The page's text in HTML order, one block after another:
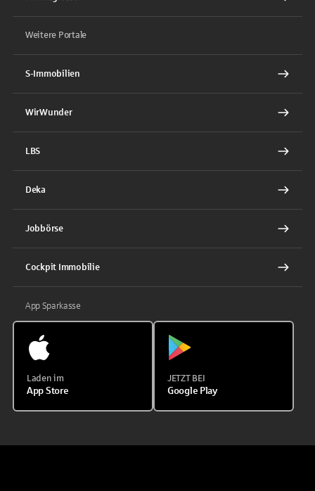
Weitere Portale
S-Immobilien
WirWunder
LBS
Deka
Jobbörse
Cockpit Immobilie
App Sparkasse
Laden im
App Store
JETZT BEI
Google Play